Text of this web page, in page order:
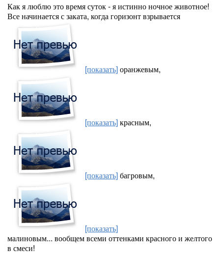
Как я люблю это время суток - я истинно ночное животное!
Все начинается с заката, когда горизонт взрывается
[показать]оранжевым,
[показать]красным,
[показать]багровым,
[показать]
малиновым... вообщем всеми оттенками красного и желтого
в смеси!